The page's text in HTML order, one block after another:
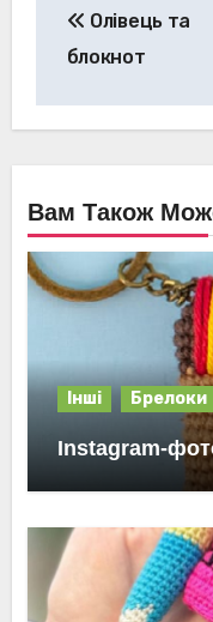
записів
Олівець та
блокнот
Вам Також
Інші Брелоки
Instagram-